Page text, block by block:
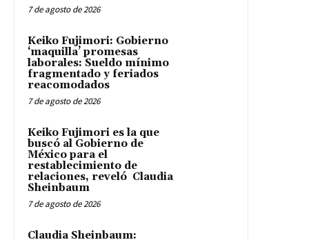
7 de agosto de 2026
Keiko Fujimori: Gobierno
‘maquilla’ promesas
laborales: Sueldo mínimo
fragmentado y feriados
reacomodados
7 de agosto de 2026
Keiko Fujimori es la que
buscó al Gobierno de
México para el
restablecimiento de
relaciones, reveló Claudia
Sheinbaum
7 de agosto de 2026
Claudia Sheinbaum: